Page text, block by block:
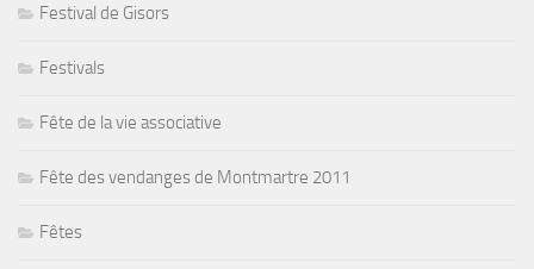
Festival de Gisors
Festivals
Fête de la vie associative
Fête des vendanges de Montmartre 2011
Fêtes